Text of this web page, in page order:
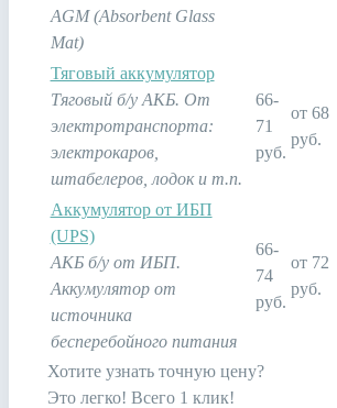
AGM (Absorbent Glass
Mat)
Тяговый аккумулятор
Тяговый б/у АКБ. От
электротранспорта:
электрокаров,
штабелеров, лодок и т.п.
66-
71
руб.
от 68
руб.
Аккумулятор от ИБП
(UPS)
АКБ б/у от ИБП.
Аккумулятор от
источника
бесперебойного питания
66-
74
руб.
от 72
руб.
Хотите узнать точную цену?
Это легко! Всего 1 клик!